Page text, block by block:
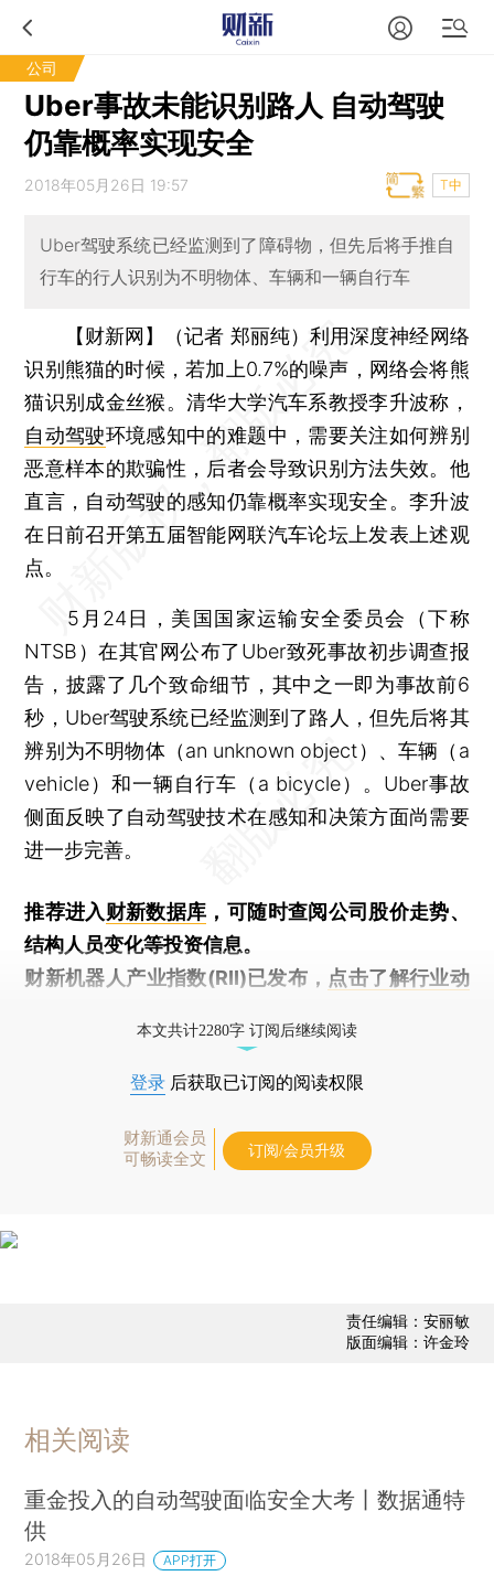
公司
Uber事故未能识别路人 自动驾驶
仍靠概率实现安全
2018年05月26日 19:57 T中
Uber驾驶系统已经监测到了障碍物，但先后将手推自
行车的行人识别为不明物体、车辆和一辆自行车
【财新网】（记者 郑丽纯） 利用深度神经网络
识别熊猫的时候，若加上0.7%的噪声，网络会将熊
猫识别成金丝猴。清华大学汽车系教授李升波称，
自动驾驶环境感知中的难题中，需要关注如何辨别
恶意样本的欺骗性，后者会导致识别方法失效。他
直言，自动驾驶的感知仍靠概率实现安全。李升波
在日前召开第五届智能网联汽车论坛上发表上述观
点。
5月24日，美国国家运输安全委员会（下称
NTSB）在其官网公布了Uber致死事故初步调查报
告，披露了几个致命细节，其中之一即为事故前6
秒，Uber驾驶系统已经监测到了路人，但先后将其
辨别为不明物体（an unknown object）、车辆（a
vehicle）和一辆自行车（a bicycle）。Uber事故
侧面反映了自动驾驶技术在感知和决策方面尚需要
进一步完善。
推荐进入财新数据库 ，可随时查阅公司股价走势、
结构人员变化等投资信息。
财新机器人产业指数(RII)已发布， 点击了解行业动
本文共计2280字 订阅后继续阅读
登录 后获取已订阅的阅读权限
财新通会员
可畅读全文
订阅/会员升级
责任编辑：安丽敏
版面编辑：许金玲
相关阅读
重金投入的自动驾驶面临安全大考丨数据通特
供
2018年05月26日 APP打开